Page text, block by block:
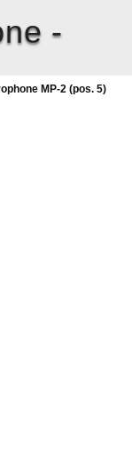
-
MP-2 (pos. 5)